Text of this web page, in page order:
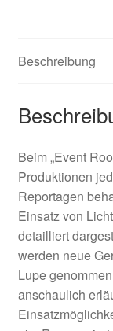
Beschreibung
Beim „Event
Produktionen
Reportagen
Einsatz von
detailliert
werden neue
Lupe
anschaulich